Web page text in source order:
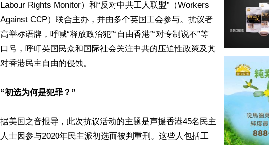
Labour Rights Monitor）和“反对中共工人联盟”（Workers
Against CCP）联合主办，并由多个英国工会参与。抗议者
高举标语牌，呼喊“释放政治犯”“自由香港”“对专制说不”等
口号，呼吁英国民众和国际社会关注中共的压迫性政策及其
对香港民主自由的侵蚀。
“初选为何是犯罪？”
据美国之音报导，此次抗议活动的主题是声援香港45名民主
人士因参与2020年民主派初选而被判重刑。这些人包括工